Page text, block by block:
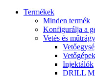
Termékek
Minden termék
Konfigurálja a
Vetés és
Vetőgépek
Injektálók
DRILL